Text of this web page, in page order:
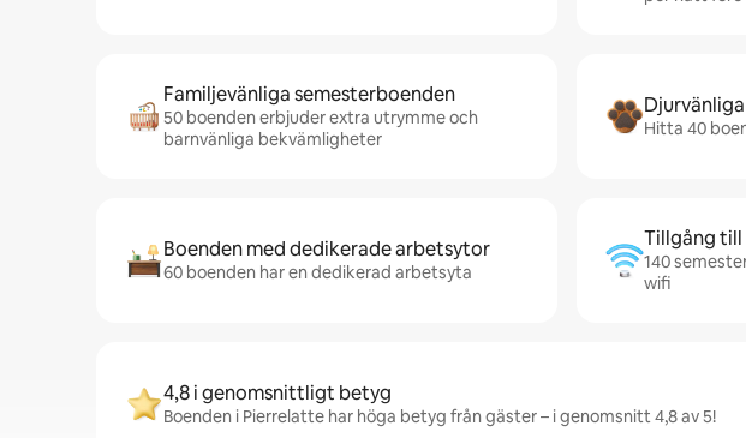
Familjevänliga semesterboenden
50 boenden erbjuder extra utrymme och
barnvänliga bekvämligheter
Hitta 40
Boenden med dedikerade arbetsytor
60 boenden har en dedikerad arbetsyta
Tillgång
140
wifi
4,8 i genomsnittligt betyg
Boenden i Pierrelatte har höga betyg från gäster – i genomsnitt 4,8 av 5!